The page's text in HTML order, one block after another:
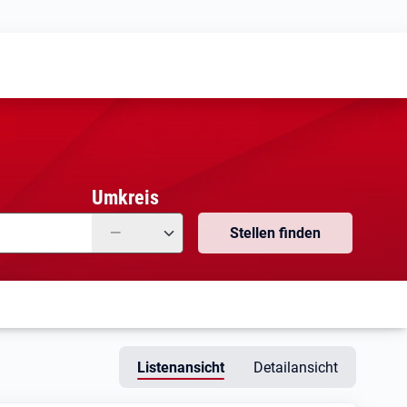
Umkreis
— Stellen finden
Listenansicht Detailansicht